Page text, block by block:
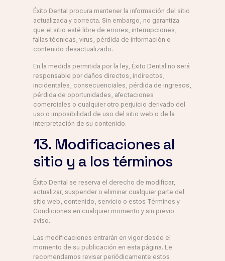
Éxito Dental procura mantener la información del sitio
actualizada y correcta. Sin embargo, no garantiza
que el sitio esté libre de errores, interrupciones,
fallas técnicas, virus, pérdida de información o
contenido desactualizado.
En la medida permitida por la ley, Éxito Dental no será
responsable por daños directos, indirectos,
incidentales, consecuenciales, pérdida de ingresos,
pérdida de oportunidades, afectaciones
comerciales o cualquier otro perjuicio derivado del
uso o imposibilidad de uso del sitio web o de la
interpretación de su contenido.
13. Modificaciones al
sitio y a los términos
Éxito Dental se reserva el derecho de modificar,
actualizar, suspender o eliminar cualquier parte del
sitio web, contenido, servicio o estos Términos y
Condiciones en cualquier momento y sin previo
aviso.
Las modificaciones entrarán en vigor desde el
momento de su publicación en esta página. Le
recomendamos revisar periódicamente estos